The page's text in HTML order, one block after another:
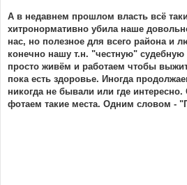
А в недавнем прошлом власть всё
хитронормативно убила наше
нас, но полезное для всего района и
конечно нашу т.н. "честную"
просто живём и работаем чтобы
пока есть здоровье. Иногда
никогда не бывали или где
фотаем такие места. Одним словом -